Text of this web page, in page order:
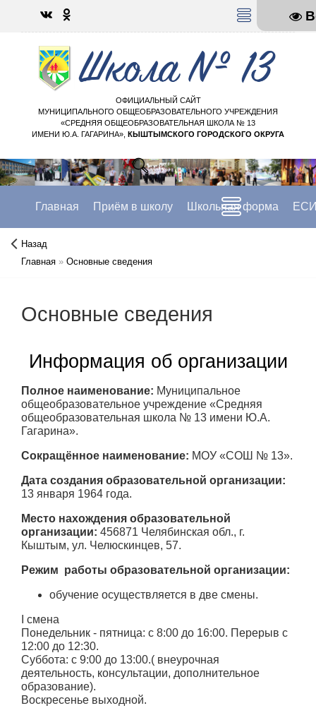
МЕНЮ
ОФИЦИАЛЬНЫЙ САЙТ
МУНИЦИПАЛЬНОГО ОБЩЕОБРАЗОВАТЕЛЬНОГО УЧРЕЖДЕНИЯ
«СРЕДНЯЯ ОБЩЕОБРАЗОВАТЕЛЬНАЯ ШКОЛА № 13
ИМЕНИ Ю.А. ГАГАРИНА», КЫШТЫМСКОГО ГОРОДСКОГО ОКРУГА
Главная Приём в школу Школьная форма
Назад
Главная » Основные сведения
Основные сведения
Информация об организации
Полное наименование: Муниципальное
общеобразовательное учреждение «Средняя
общеобразовательная школа № 13 имени Ю.А.
Гагарина».
Сокращённое наименование: МОУ «СОШ № 13».
Дата создания образовательной организации:
13 января 1964 года.
Место нахождения образовательной
организации: 456871 Челябинская обл., г.
Кыштым, ул. Челюскинцев, 57.
Режим работы образовательной организации:
обучение осуществляется в две смены.
I смена
Понедельник - пятница: с 8:00 до 16:00. Перерыв с
12:00 до 12:30.
Суббота: с 9:00 до 13:00.( внеурочная
деятельность, консультации, дополнительное
образование).
Воскресенье выходной.